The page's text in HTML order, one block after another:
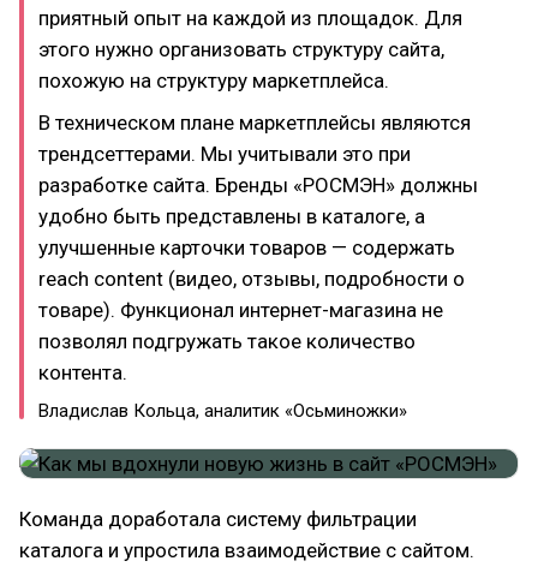
приятный опыт на каждой из площадок. Для
этого нужно организовать структуру сайта,
похожую на структуру маркетплейса.
В техническом плане маркетплейсы являются
трендсеттерами. Мы учитывали это при
разработке сайта. Бренды «РОСМЭН» должны
удобно быть представлены в каталоге, а
улучшенные карточки товаров — содержать
reach content (видео, отзывы, подробности о
товаре). Функционал интернет-магазина не
позволял подгружать такое количество
контента.
Владислав Кольца, аналитик «Осьминожки»
Команда доработала систему фильтрации
каталога и упростила взаимодействие с сайтом.